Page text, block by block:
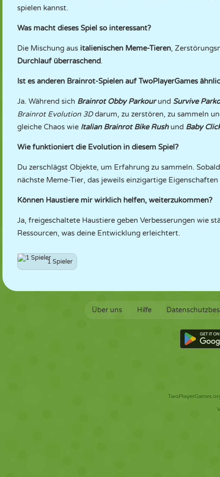
spielen kannst.
Was macht dieses Spiel so interessant?
Die Mischung aus italienischen Meme-Tieren,
Durchlauf überraschend.
Ist es anderen Brainrot-Spielen auf TwoPlayerGames
Ja. Während sich Brainrot Obby Parkourund Survive
Brainrot Evolution 3Ddarum, zu zerstören, zu sammeln
gleiche Chaos wie Italian Brainrot Bike Rushund Baby
Wie funktioniert die Evolution in diesem Spiel?
Du zerschlägst Objekte, um Erfahrung zu sammeln.
nächste Meme-Tier, das jeweils einzigartige Eigenschaften
Können Haustiere mir wirklich helfen, weiterzukommen?
Ja, freigeschaltete Haustiere geben Verbesserungen wie
Ressourcen, was deine Entwicklung erleichtert.
1 Spieler
Über uns Hilfe